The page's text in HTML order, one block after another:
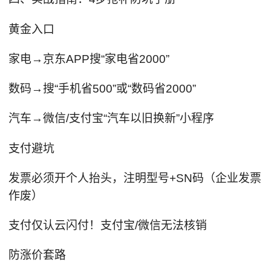
黄金入口
家电→京东APP搜“家电省2000”
数码→搜“手机省500”或“数码省2000”
汽车→微信/支付宝“汽车以旧换新”小程序
支付避坑
发票必须开个人抬头，注明型号+SN码（企业发票
作废）
支付仅认云闪付！支付宝/微信无法核销
防涨价套路